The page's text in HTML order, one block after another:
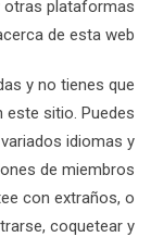
otras plataformas
de esta web.
y no tienes que
este sitio. Puedes
idiomas y
de miembros
con extraños, o
coquetear y